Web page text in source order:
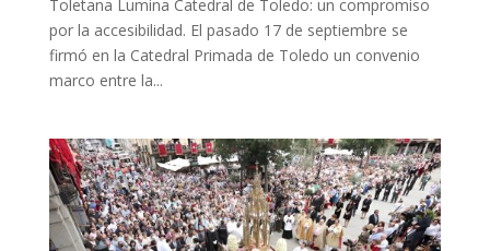
Toletana Lumina Catedral de Toledo: un compromiso
por la accesibilidad. El pasado 17 de septiembre se
firmó en la Catedral Primada de Toledo un convenio
marco entre la...